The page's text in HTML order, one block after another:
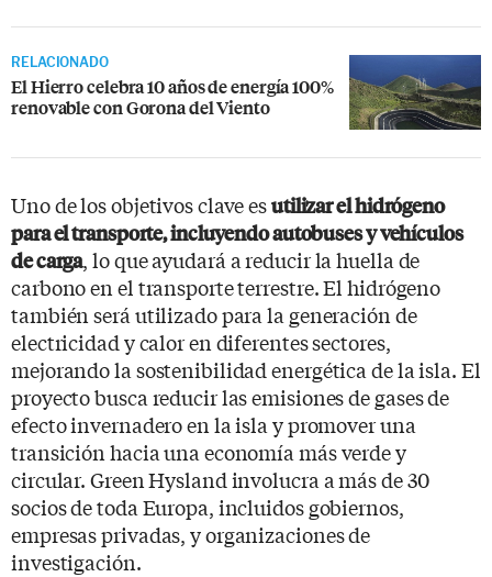
RELACIONADO
El Hierro celebra 10 años de energía 100%
renovable con Gorona del Viento
Uno de los objetivos clave esutilizar el hidrógeno
para el transporte, incluyendo autobuses y vehículos
de carga, lo que ayudará a reducir la huella de
carbono en el transporte terrestre. El hidrógeno
también será utilizado para la generación de
electricidad y calor en diferentes sectores,
mejorando la sostenibilidad energética de la isla. El
proyecto busca reducir las emisiones de gases de
efecto invernadero en la isla y promover una
transición hacia una economía más verde y
circular. Green Hysland involucra a más de 30
socios de toda Europa, incluidos gobiernos,
empresas privadas, y organizaciones de
investigación.